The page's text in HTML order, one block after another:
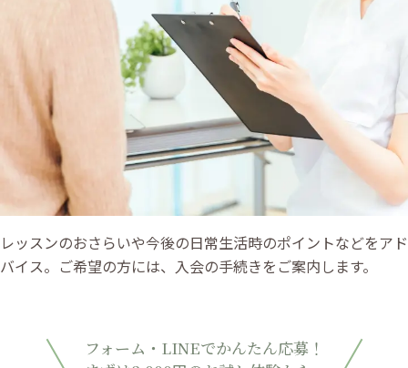
レッスンのおさらいや今後の日常生活時のポイントなどをアド
バイス。ご希望の方には、入会の手続きをご案内します。
フォーム・LINEでかんたん応募！